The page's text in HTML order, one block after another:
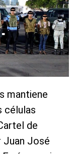
mantiene
células
de
Juan José